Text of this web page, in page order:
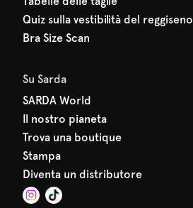
Quiz sulla vestibilità del reggiseno
Bra Size Scan
Su Sarda
SARDA World
Il nostro pianeta
Trova una boutique
Stampa
Diventa un distributore